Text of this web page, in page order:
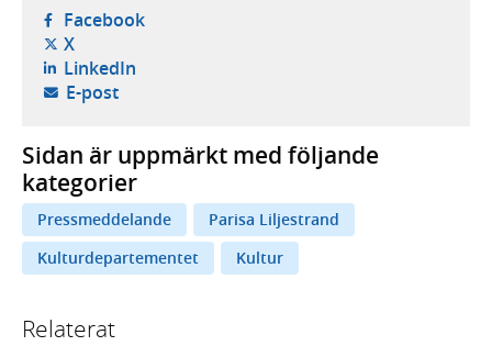
Facebook- öppnas i ny flik, extern webbplats,
X- öppnas i ny flik, extern webbplats,
LinkedIn- öppnas i ny flik, extern webbplats,
E-post- öppnar din e-postklient,
Sidan är uppmärkt med följande
kategorier
Pressmeddelande
Parisa Liljestrand
Kulturdepartementet
Kultur
Relaterat